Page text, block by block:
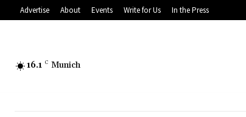
Advertise About Events Write for Us In the Press
16.1 C Munich